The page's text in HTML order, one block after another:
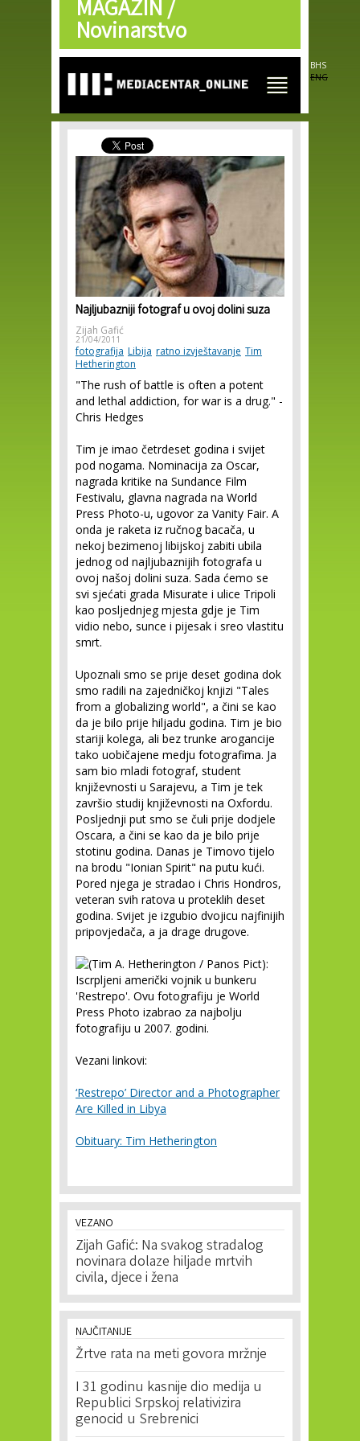
Skip to
main
content
MAGAZIN /
Novinarstvo
BHS
ENG
Najljubazniji fotograf u ovoj dolini suza
Zijah Gafić
21/04/2011
fotografija Libija ratno izvještavanje Tim
Hetherington
"The rush of battle is often a potent
and lethal addiction, for war is a drug." -
Chris Hedges
Tim je imao četrdeset godina i svijet
pod nogama. Nominacija za Oscar,
nagrada kritike na Sundance Film
Festivalu, glavna nagrada na World
Press Photo-u, ugovor za Vanity Fair. A
onda je raketa iz ručnog bacača, u
nekoj bezimenoj libijskoj zabiti ubila
jednog od najljubaznijih fotografa u
ovoj našoj dolini suza. Sada ćemo se
svi sjećati grada Misurate i ulice Tripoli
kao posljednjeg mjesta gdje je Tim
vidio nebo, sunce i pijesak i sreo vlastitu
smrt.
Upoznali smo se prije deset godina dok
smo radili na zajedničkoj knjizi "Tales
from a globalizing world", a čini se kao
da je bilo prije hiljadu godina. Tim je bio
stariji kolega, ali bez trunke arogancije
tako uobičajene medju fotografima. Ja
sam bio mladi fotograf, student
književnosti u Sarajevu, a Tim je tek
završio studij književnosti na Oxfordu.
Posljednji put smo se čuli prije dodjele
Oscara, a čini se kao da je bilo prije
stotinu godina. Danas je Timovo tijelo
na brodu "Ionian Spirit" na putu kući.
Pored njega je stradao i Chris Hondros,
veteran svih ratova u proteklih deset
godina. Svijet je izgubio dvojicu najfinijih
pripovjedača, a ja drage drugove.
Vezani linkovi:
‘Restrepo’ Director and a Photographer
Are Killed in Libya
Obituary: Tim Hetherington
VEZANO
Zijah Gafić: Na svakog stradalog
novinara dolaze hiljade mrtvih
civila, djece i žena
NAJČITANIJE
Žrtve rata na meti govora mržnje
I 31 godinu kasnije dio medija u
Republici Srpskoj relativizira
genocid u Srebrenici